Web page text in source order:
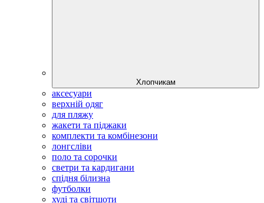
Хлопчикам
аксесуари
верхній одяг
для пляжу
жакети та піджаки
комплекти та комбінезони
лонгсліви
поло та сорочки
светри та кардигани
спідня білизна
футболки
худі та світшоти